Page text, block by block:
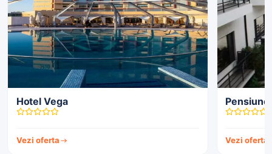
Hotel Vega
Vezi oferta Vezi oferta